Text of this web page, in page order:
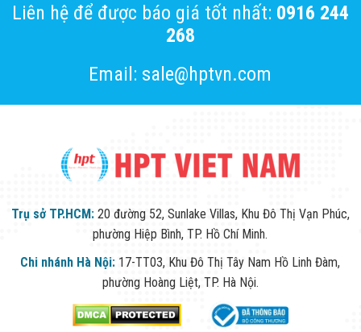
Liên hệ để được báo giá tốt nhất: 0916 244
268
Email: sale@hptvn.com
Trụ sở TP.HCM: 20 đường 52, Sunlake Villas, Khu Đô Thị Vạn Phúc,
phường Hiệp Bình, TP. Hồ Chí Minh.
Chi nhánh Hà Nội: 17-TT03, Khu Đô Thị Tây Nam Hồ Linh Đàm,
phường Hoàng Liệt, TP. Hà Nội.